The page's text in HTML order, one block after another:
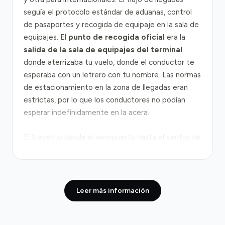
seguía el protocolo estándar de aduanas, control
de pasaportes y recogida de equipaje en la sala de
equipajes. El punto de recogida oficial era la
salida de la sala de equipajes del terminal
donde aterrizaba tu vuelo, donde el conductor te
esperaba con un letrero con tu nombre. Las normas
de estacionamiento en la zona de llegadas eran
estrictas, por lo que los conductores no podían
esperar indefinidamente en la acera.
normales, el viaje duraba entre 20 y 30 minutos
puerta a puerta. Sin embargo, durante las
Leer más información